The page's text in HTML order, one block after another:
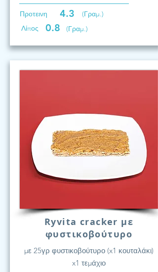
Προτεινη 4.3
(Γραμ.)
Λίπος
0.8 (Γραμ.)
Ryvita cracker με
φυστικοβούτυρο
με 25γρ φυστικοβούτυρο (x1 κουταλάκι)
x1 τεμάχιο